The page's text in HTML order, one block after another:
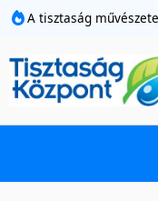
A tisztaság